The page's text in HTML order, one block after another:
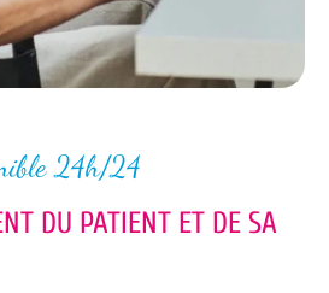
24h/24
DU PATIENT ET DE SA